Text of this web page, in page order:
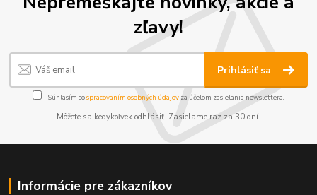
zľavy!
Prihlásiť sa
Súhlasím sospracovaním osobných údajov za účelom zasielania newslettera.
Môžete sa kedykoľvek odhlásiť. Zasielame raz za 30 dní.
Informácie pre zákazníkov